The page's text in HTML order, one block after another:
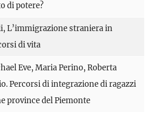
di potere?
L’immigrazione straniera in
di vita
Eve, Maria Perino, Roberta
Percorsi di integrazione di ragazzi
province del Piemonte